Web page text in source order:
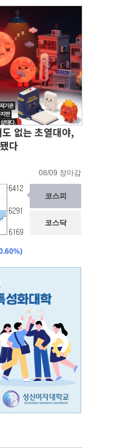
없는 초열대야,
다